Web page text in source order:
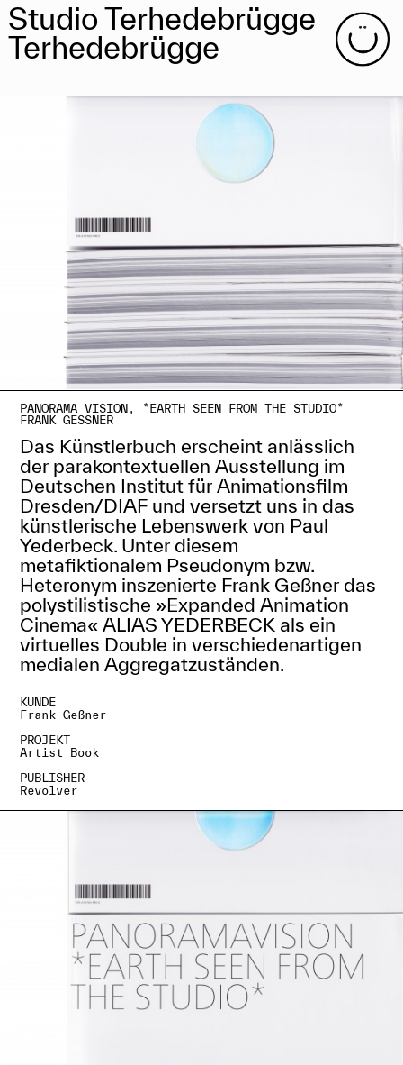
Studio Terhedebrügge
Terhedebrügge
PANORAMA VISION,
*EARTH SEEN FROM THE STUDIO*
FRANK GESSNER
Das Künstlerbuch erscheint anlässlich
der parakontextuellen Ausstellung im
Deutschen Institut für Animationsfilm
Dresden/DIAF und versetzt uns in das
künstlerische Lebenswerk von Paul
Yederbeck. Unter diesem
metafiktionalem Pseudonym bzw.
Heteronym inszenierte Frank Geßner das
polystilistische »Expanded Animation
Cinema« ALIAS YEDERBECK als ein
virtuelles Double in verschiedenartigen
medialen Aggregatzuständen.
KUNDE
Frank Geßner
PROJEKT
Artist Book
PUBLISHER
Revolver